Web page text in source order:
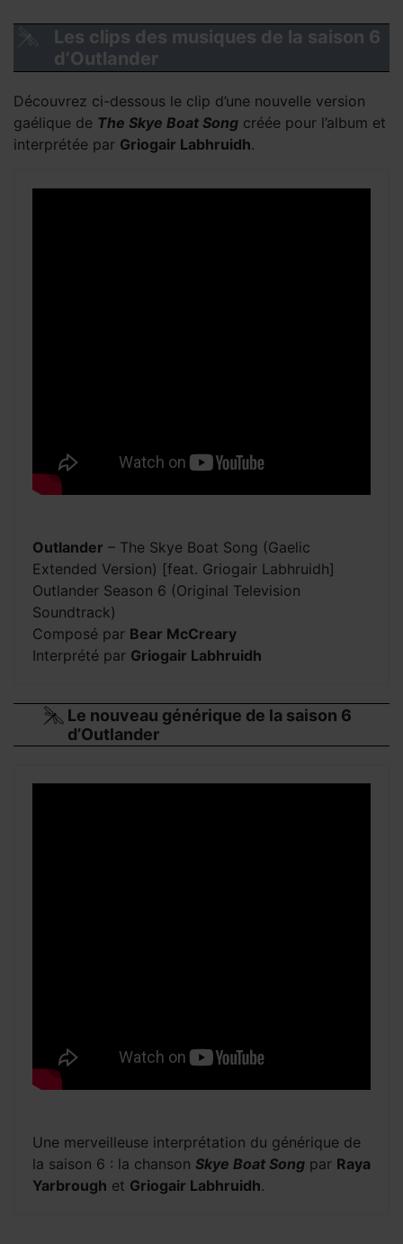
Les clips des musiques de la saison 6
d’Outlander
Découvrez ci-dessous le clip d’une nouvelle version
gaélique de The Skye Boat Song créée pour l’album et
interprétée par Griogair Labhruidh.
Outlander – The Skye Boat Song (Gaelic
Extended Version) [feat. Griogair Labhruidh]
Outlander Season 6 (Original Television
Soundtrack)
Composé par Bear McCreary
Interprété par Griogair Labhruidh
Le nouveau générique de la saison 6
d’Outlander
Une merveilleuse interprétation du générique de
la saison 6 : la chanson Skye Boat Song par Raya
Yarbrough et Griogair Labhruidh.